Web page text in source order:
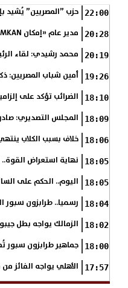
22:00 حزب ”المصريين” يُشيد
20:28 مدير عام «إمكان IMKAN»: الكوادر الوطنية المؤهلة هي الثروة الحقيقية لمستقبل التنمية في مصر
20:19 محمد رشيدي: لقاء
19:26 أمين شباب المصريين:
18:10 الضرائب تؤكد على
18:09 المجلس التصديري: صادرات
18:06 خلاف بسبب الكلاب
18:05 نهاية استعراض
18:05 اليوم.. الحكم على السائق
18:04 رسميا.. طرابزون سبور
18:02 الزمالك يواجه بطل
18:00 جماهير طرابزون سبور
17:57 الأهلي يواجه الفائز